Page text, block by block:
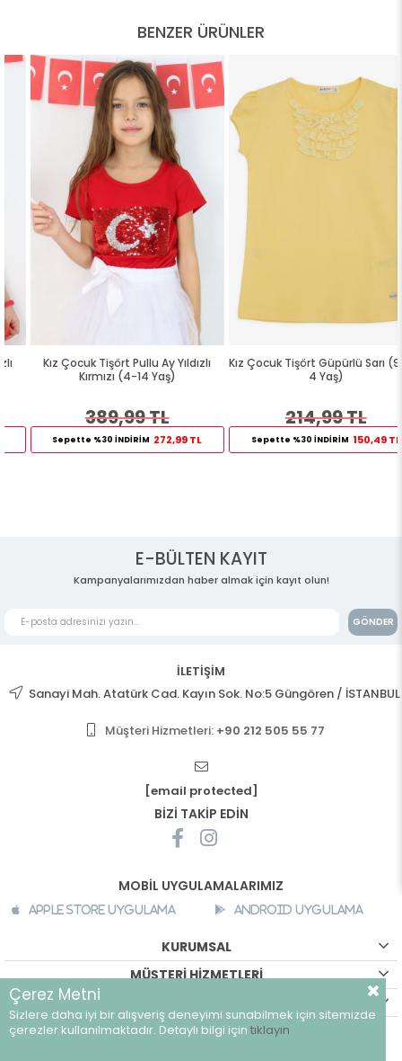
BENZER ÜRÜNLER
Kız Çocuk Tişört Pullu Ay Yıldızlı
Kırmızı (4-14 Yaş)
389,99 TL
Sepette %30 İNDİRİM 272,99 TL
Kız Çocuk Tişört Güpürlü Sarı (9 Ay-
4 Yaş)
214,99 TL
Sepette %30 İNDİRİM 150,49 TL
E-BÜLTEN KAYIT
Kampanyalarımızdan haber almak için kayıt olun!
GÖNDER
İLETİŞİM
Sanayi Mah. Atatürk Cad. Kayın Sok. No:5 Güngören / İSTANBUL
Müşteri Hizmetleri: +90 212 505 55 77
[email protected]
BİZİ TAKİP EDİN
MOBİL UYGULAMALARIMIZ
Apple Store Uygulama Android Uygulama
KURUMSAL
MÜŞTERİ HİZMETLERİ
©breeze.com.tr - Tüm hakları saklıdır.
Çerez Metni
Sizlere daha iyi bir alışveriş deneyimi sunabilmek için sitemizde
çerezler kullanılmaktadır. Detaylı bilgi için tıklayın